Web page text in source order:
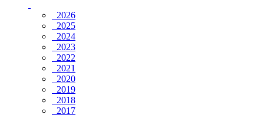
2026
2025
2024
2023
2022
2021
2020
2019
2018
2017